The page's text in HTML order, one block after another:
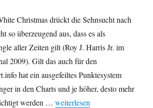
Christmas drückt die Sehnsucht nach
so überzeugend aus, dass es als
aller Zeiten gilt (Roy J. Harris Jr. im
2009). Gilt das auch für den
hat ein ausgefeiltes Punktesystem
in den Charts und je höher, desto mehr
werden …„IstWhite Christmas
weiterlesen